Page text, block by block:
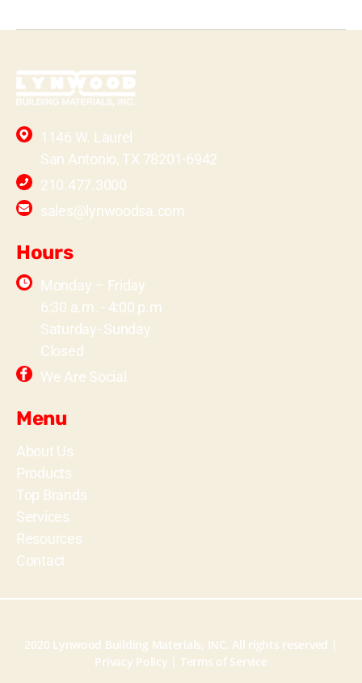
1146 W. Laurel
San Antonio, TX 78201-6942
210.477.3000
sales@lynwoodsa.com
Hours
Monday – Friday
6:30 a.m. - 4:00 p.m
Saturday- Sunday
Closed
We Are Social
Menu
About Us
Products
Top Brands
Services
Resources
Contact
2020 Lynwood Building Materials, INC. All rights reserved |
Privacy Policy | Terms of Service